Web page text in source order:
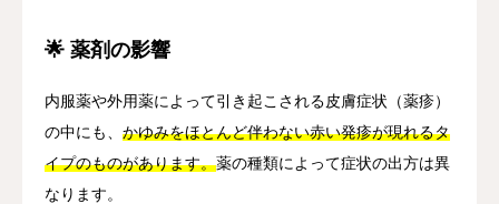
🌟 薬剤の影響
内服薬や外用薬によって引き起こされる皮膚症状（薬疹）
の中にも、 かゆみをほとんど伴わない赤い発疹が現れるタ
イプのものがあります。薬の種類によって症状の出方は異
なります。